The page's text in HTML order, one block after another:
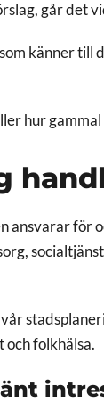
går det
känner till
hur gammal
ansvarar för
folkhälsa.